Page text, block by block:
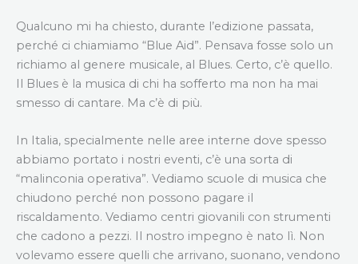
Qualcuno mi ha chiesto, durante l’edizione passata,
perché ci chiamiamo “Blue Aid”. Pensava fosse solo un
richiamo al genere musicale, al Blues. Certo, c’è quello.
Il Blues è la musica di chi ha sofferto ma non ha mai
smesso di cantare. Ma c’è di più.
In Italia, specialmente nelle aree interne dove spesso
abbiamo portato i nostri eventi, c’è una sorta di
“malinconia operativa”. Vediamo scuole di musica che
chiudono perché non possono pagare il
riscaldamento. Vediamo centri giovanili con strumenti
che cadono a pezzi. Il nostro impegno è nato lì. Non
volevamo essere quelli che arrivano, suonano, vendono